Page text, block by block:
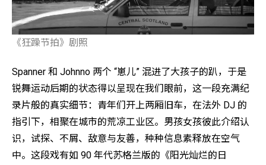
《狂躁节拍》剧照
Spanner 和 Johnno 两个 “崽儿” 混进了大孩子的趴，于是
锐舞运动后期的状态得以呈现在我们眼前，这一段充满纪
录片般的真实细节：青年们开上两厢旧车，在法外 DJ 的
指引下，相聚在城市的荒凉工业区。男孩女孩彼此介绍认
识，试探、不屑、敌意与友善，种种信息素释放在空气
中。这段戏有如 90 年代苏格兰版的《阳光灿烂的日